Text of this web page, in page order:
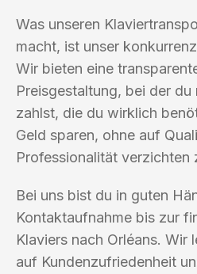
Was unseren
macht, ist unser
Wir bieten eine
Preisgestaltung, bei der
zahlst, die du wirklich
Geld sparen, ohne auf
Professionalität verzichten
Bei uns bist du in guten
Kontaktaufnahme bis zur
Klaviers nach Orléans. Wir
auf Kundenzufriedenheit